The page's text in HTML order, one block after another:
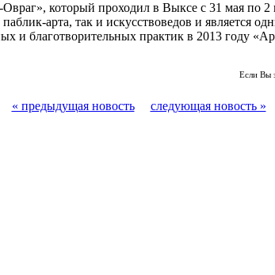
который проходил в Выксе с 31 мая по 2
арта, так и искусствоведов и является
и благотворительных практик в 2013 году
Если Вы
« предыдущая новость следующая новость »